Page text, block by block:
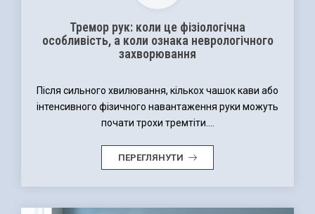
Тремор рук: коли це фізіологічна
особливість, а коли ознака неврологічного
захворювання
Після сильного хвилювання, кількох чашок кави або
інтенсивного фізичного навантаження руки можуть
почати трохи тремтіти....
ПЕРЕГЛЯНУТИ